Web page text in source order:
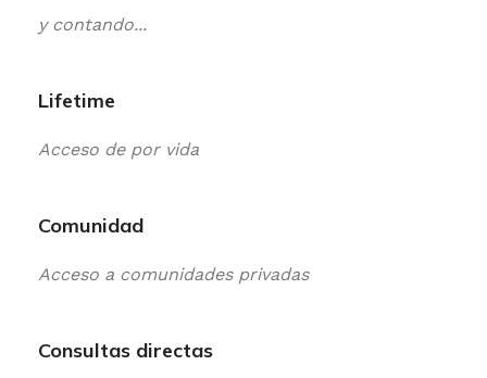
y contando...
Lifetime
Acceso de por vida
Comunidad
Acceso a comunidades privadas
Consultas directas